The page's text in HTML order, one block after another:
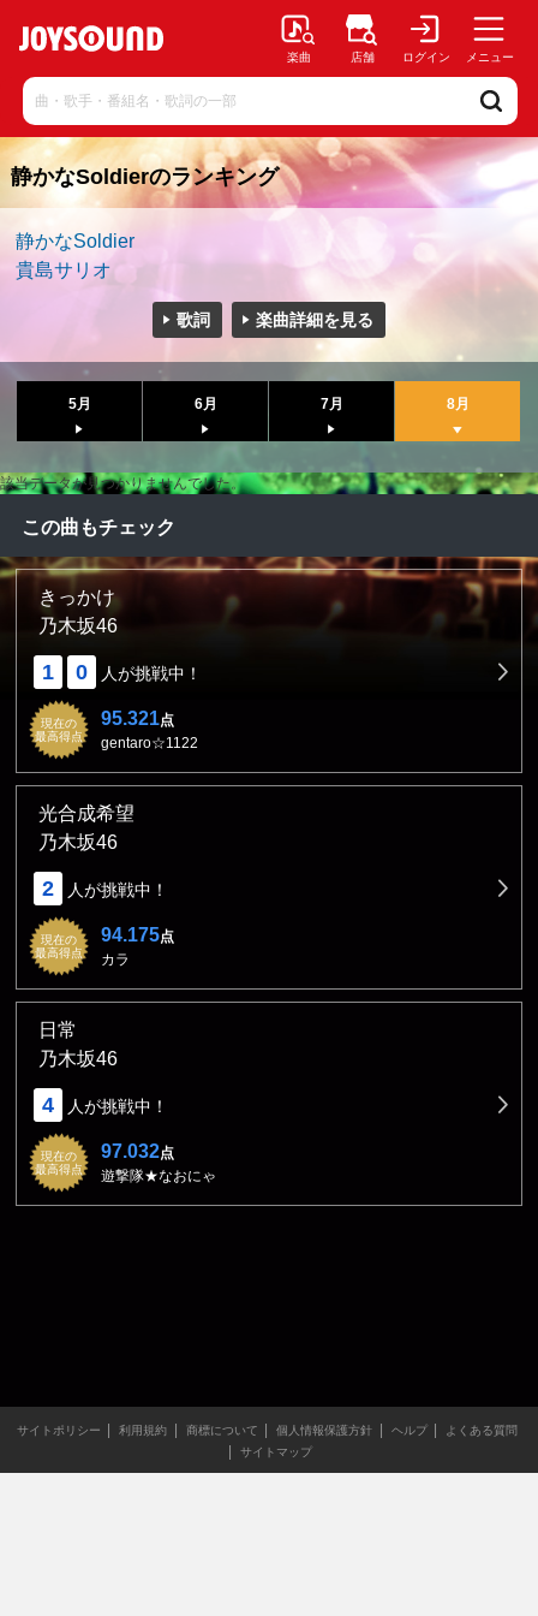
楽曲 店舗 ログイン メニュー
静かなSoldierのランキング
静かなSoldier
貴島サリオ
歌詞 楽曲詳細を見る
5月 6月 7月 8月
該当データが見つかりませんでした。
この曲もチェック
きっかけ
乃木坂46
1 0 人が挑戦中！
現在の
最高得点
95.321点
gentaro☆1122
光合成希望
乃木坂46
2 人が挑戦中！
現在の
最高得点
94.175点
カラ
日常
乃木坂46
4 人が挑戦中！
現在の
最高得点
97.032点
遊撃隊★なおにゃ
サイトポリシー 利用規約 商標について 個人情報保護方針 ヘルプ
よくある質問
サイトマップ